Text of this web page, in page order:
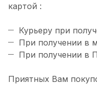
картой :
Курьеру при
При получении в
При получении в
Приятных Вам